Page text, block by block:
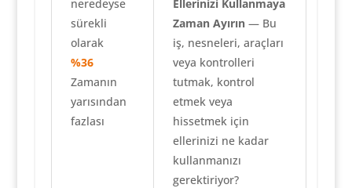
neredeyse
sürekli
olarak
%36
Zamanın
yarısından
fazlası
Ellerinizi Kullanmaya
Zaman Ayırın— Bu
iş, nesneleri, araçları
veya kontrolleri
tutmak, kontrol
etmek veya
hissetmek için
ellerinizi ne kadar
kullanmanızı
gerektiriyor?